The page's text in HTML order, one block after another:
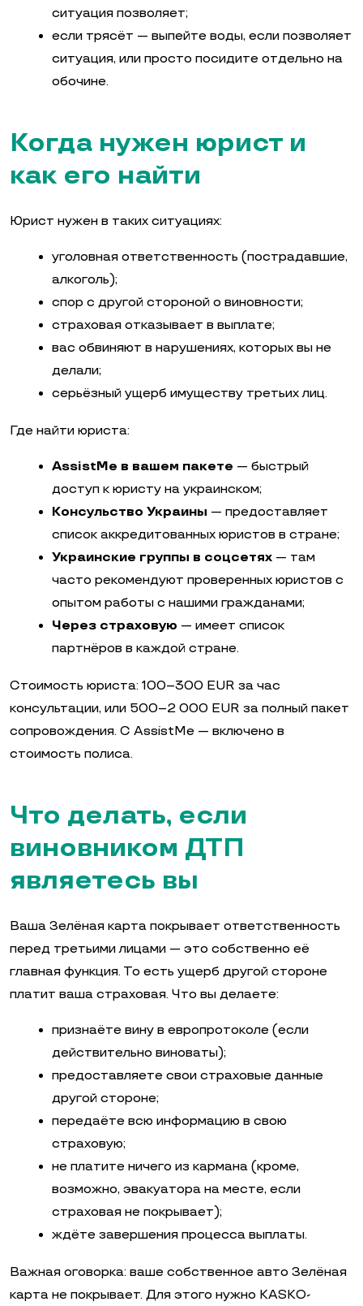
ситуация позволяет;
если трясёт — выпейте воды, если позволяет
ситуация, или просто посидите отдельно на
обочине.
Когда нужен юрист и
как его найти
Юрист нужен в таких ситуациях:
уголовная ответственность (пострадавшие,
алкоголь);
спор с другой стороной о виновности;
страховая отказывает в выплате;
вас обвиняют в нарушениях, которых вы не
делали;
серьёзный ущерб имуществу третьих лиц.
Где найти юриста:
AssistMe в вашем пакете — быстрый
доступ к юристу на украинском;
Консульство Украины — предоставляет
список аккредитованных юристов в стране;
Украинские группы в соцсетях — там
часто рекомендуют проверенных юристов с
опытом работы с нашими гражданами;
Через страховую — имеет список
партнёров в каждой стране.
Стоимость юриста: 100–300 EUR за час
консультации, или 500–2 000 EUR за полный пакет
сопровождения. С AssistMe — включено в
стоимость полиса.
Что делать, если
виновником ДТП
являетесь вы
Ваша Зелёная карта покрывает ответственность
перед третьими лицами — это собственно её
главная функция. То есть ущерб другой стороне
платит ваша страховая. Что вы делаете:
признаёте вину в европротоколе (если
действительно виноваты);
предоставляете свои страховые данные
другой стороне;
передаёте всю информацию в свою
страховую;
не платите ничего из кармана (кроме,
возможно, эвакуатора на месте, если
страховая не покрывает);
ждёте завершения процесса выплаты.
Важная оговорка: ваше собственное авто Зелёная
карта не покрывает. Для этого нужно KASKO-